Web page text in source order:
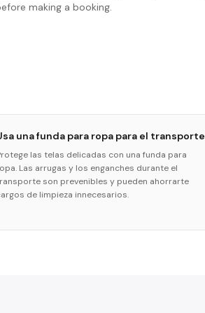
making a booking.
una funda para ropa para el transporte
las telas delicadas con una funda para
Las arrugas y los enganches durante el
son prevenibles y pueden ahorrarte
de limpieza innecesarios.